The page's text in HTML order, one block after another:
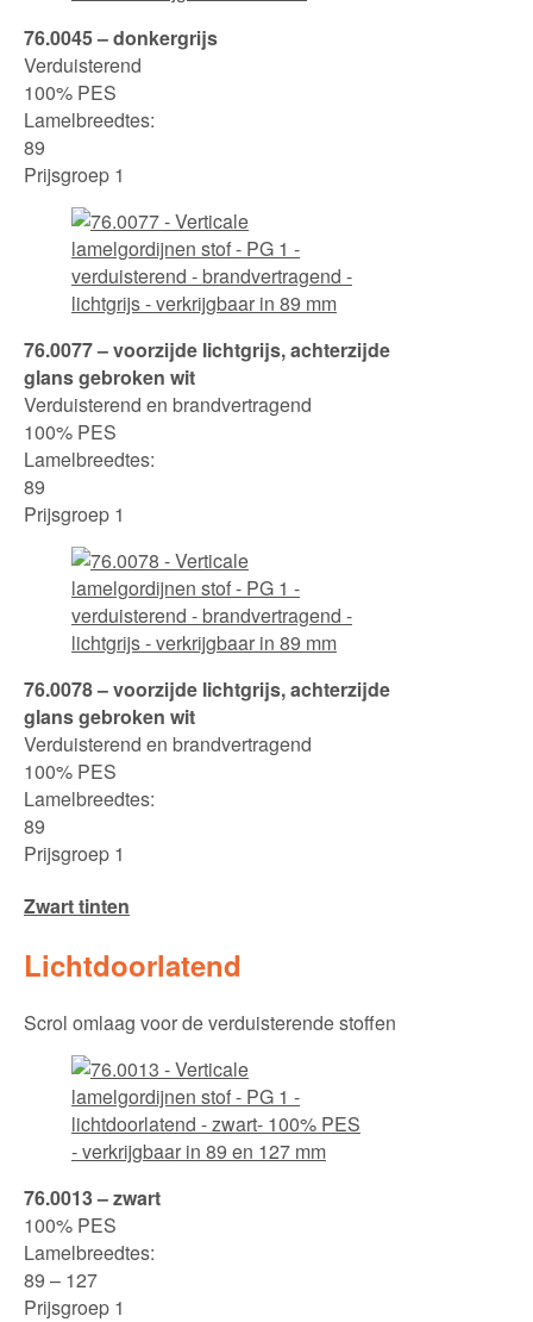
76.0045 – donkergrijs
Verduisterend
100% PES
Lamelbreedtes:
89
Prijsgroep 1
76.0077 – voorzijde lichtgrijs, achterzijde
glans gebroken wit
Verduisterend en brandvertragend
100% PES
Lamelbreedtes:
89
Prijsgroep 1
76.0078 – voorzijde lichtgrijs, achterzijde
glans gebroken wit
Verduisterend en brandvertragend
100% PES
Lamelbreedtes:
89
Prijsgroep 1
Zwart tinten
Lichtdoorlatend
Scrol omlaag voor de verduisterende stoffen
76.0013 – zwart
100% PES
Lamelbreedtes:
89 – 127
Prijsgroep 1